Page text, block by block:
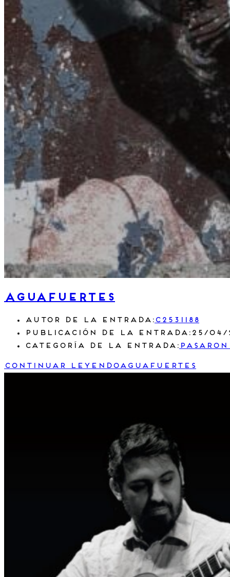
Aguafuertes
Autor de la entrada: c2531188
Publicación de la entrada: 25/04/
Categoría de la entrada:
Continuar leyendo Aguafuertes